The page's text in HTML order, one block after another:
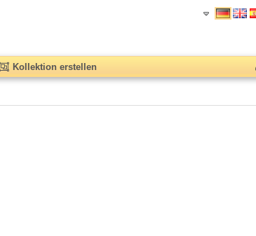
Kollektion erstellen